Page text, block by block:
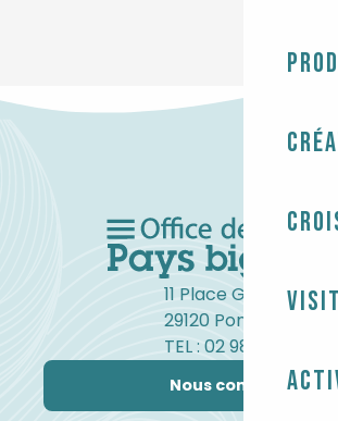
11 Place Gambetta
29120 Pont-l'Abbé
TEL : 02 98 82 37 99
Nous contacter